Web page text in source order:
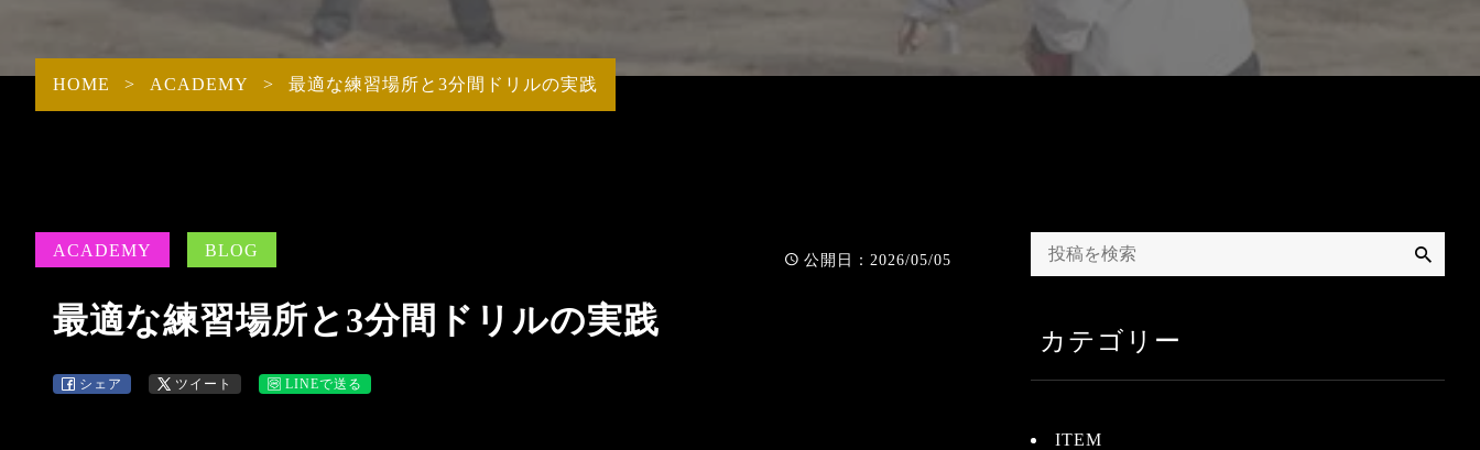
ITEMS商品一覧
HOME > ACADEMY > 最適な練習場所と3分間ドリルの実践
ACADEMY BLOG
公開日 ：2026/05/05
最適な練習場所と3分間ドリルの実践
シェア ツイート LINEで送る
カテゴリー
ITEM